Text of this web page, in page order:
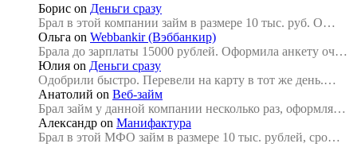
Борис on Деньги сразу
Брал в этой компании займ в размере 10 тыс. руб. О…
Ольга on Webbankir (Вэббанкир)
Брала до зарплаты 15000 рублей. Оформила анкету оч…
Юлия on Деньги сразу
Одобрили быстро. Перевели на карту в тот же день.…
Анатолий on Веб-займ
Брал займ у данной компании несколько раз, оформля…
Александр on Манифактура
Брал в этой МФО займ в размере 10 тыс. рублей, сро…